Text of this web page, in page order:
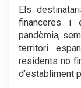
Els
financeres i
pandèmia,
territori
residents no
d’establiment